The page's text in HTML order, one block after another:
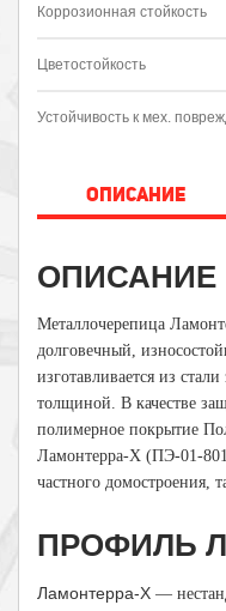
Коррозионная стойкость
Цветостойкость
Устойчивость к мех.
ОПИСАНИЕ
ОПИСАНИЕ
Металлочерепица
долговечный,
изготавливается из
толщиной. В качестве
полимерное покрытие
Ламонтерра-Х (ПЭ-01-
частного домостроения,
ПРОФИЛЬ
Ламонтерра-Х —